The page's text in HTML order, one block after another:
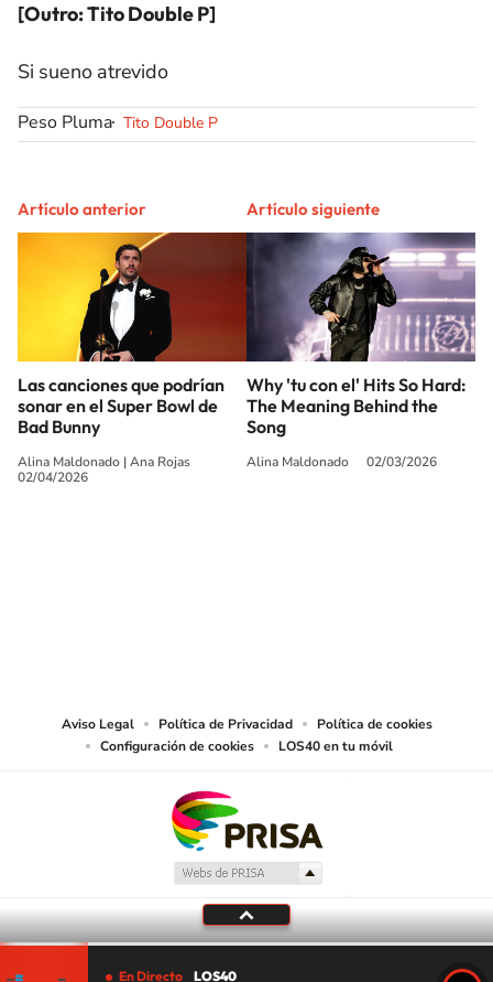
[Outro: Tito Double P]
Si sueno atrevido
Peso Pluma Tito Double P
Artículo anterior
Las canciones que podrían
sonar en el Super Bowl de
Bad Bunny
Alina Maldonado |Ana Rojas
02/04/2026
Artículo siguiente
Why 'tu con el' Hits So Hard:
The Meaning Behind the
Song
Alina Maldonado 02/03/2026
Aviso Legal Política de Privacidad
Política de cookies
Configuración de cookies
LOS40 en tu móvil
En Directo LOS40